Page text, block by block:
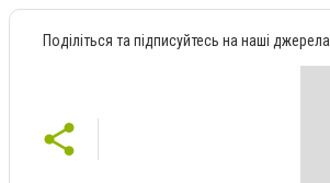
Поділіться та підписуйтесь на наші джерела